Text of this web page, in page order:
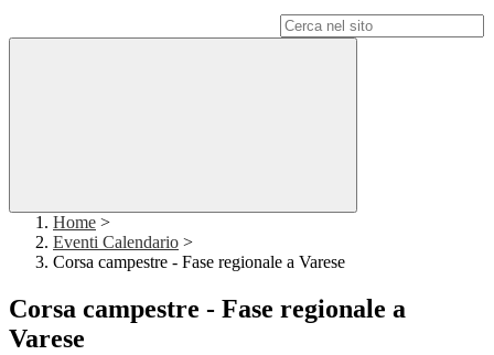
Home >
Eventi Calendario >
Corsa campestre - Fase regionale a Varese
Corsa campestre - Fase regionale a
Varese